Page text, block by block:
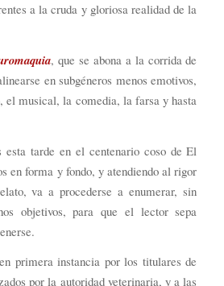
a la cruda y gloriosa realidad de la
, que se abona a la corrida de
en subgéneros menos emotivos,
el musical, la comedia, la farsa y hasta
esta tarde en el centenario coso de El
en forma y fondo, y atendiendo al rigor
va a procederse a enumerar, sin
objetivos, para que el lector sepa
primera instancia por los titulares de
por la autoridad veterinaria, y a las